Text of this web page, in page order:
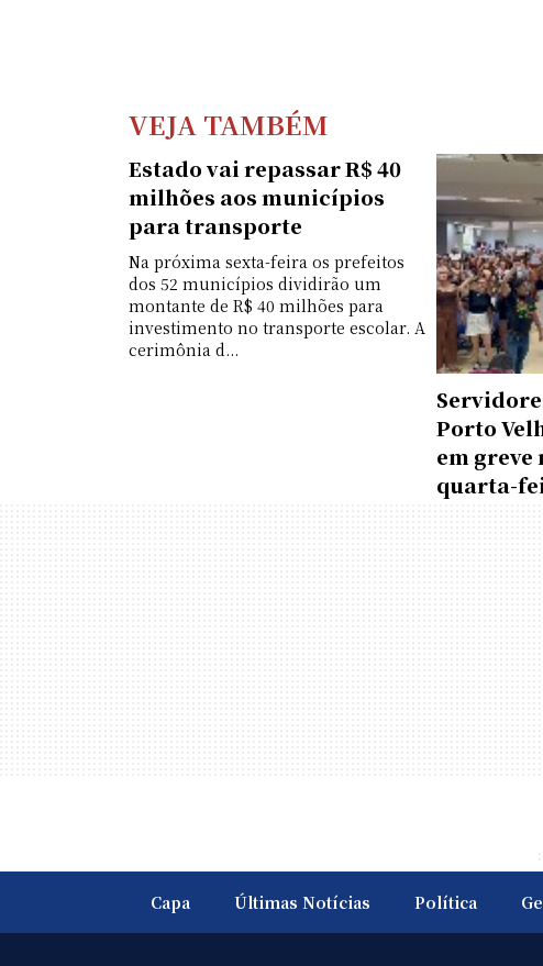
VEJA TAMBÉM
Estado vai repassar R$ 40
milhões aos municípios
para transporte
Na próxima sexta-feira os prefeitos
dos 52 municípios dividirão um
montante de R$ 40 milhões para
investimento no transporte escolar. A
cerimônia d...
Porto
em
quarta-
Capa Últimas Notícias Política